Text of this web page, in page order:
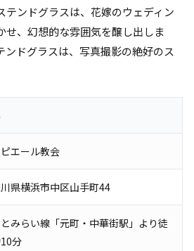
テンドグラスは、花嫁のウェディン
せ、幻想的な雰囲気を醸し出しま
ンドグラスは、写真撮影の絶好のス
エール教会
県横浜市中区山手町44
みらい線「元町・中華街駅」より徒
分